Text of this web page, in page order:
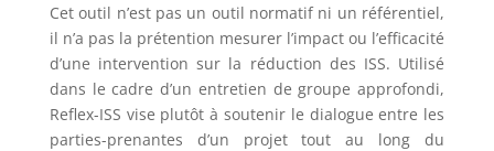
Cet outil n’est pas un outil normatif ni un référentiel,
il n’a pas la prétention mesurer l’impact ou l’efficacité
d’une intervention sur la réduction des ISS. Utilisé
dans le cadre d’un entretien de groupe approfondi,
Reflex-ISS vise plutôt à soutenir le dialogue entre les
parties-prenantes d’un projet tout au long du